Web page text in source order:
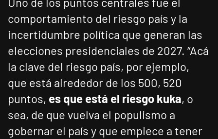
comportamiento del riesgo país y la
incertidumbre política que generan las
elecciones presidenciales de 2027. “Acá
la clave del riesgo país, por ejemplo,
que está alrededor de los 500, 520
puntos, es que está el riesgo kuka, o
sea, de que vuelva el populismo a
gobernar el país y que empiece a tener